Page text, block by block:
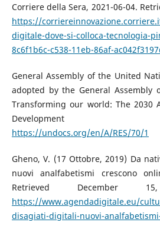
Corriere della Sera, 2021-06-04.
https://
digitale-dove-si-colloca-tecnologia-
8c6f1b6c-c538-11eb-86af-
General Assembly of the United
adopted by the General Assembly
Transforming our world: The 2030
Development
https://undocs.org/en/A/RES/70/1
Gheno, V. (17 Ottobre, 2019) Da
nuovi analfabetismi crescono
Retrieved December
https://www.agendadigitale.eu/
disagiati-digitali-nuovi-